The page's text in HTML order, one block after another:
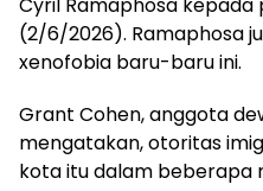
Cyril Ramaphosa kepada
(2/6/2026). Ramaphosa
xenofobia baru-baru ini.
Grant Cohen, anggota
mengatakan, otoritas
kota itu dalam beberapa